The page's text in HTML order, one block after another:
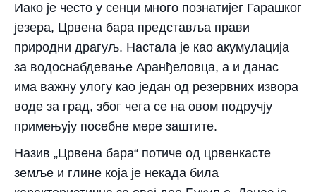
Иако је често у сенци много познатијег Гарашког
језера, Црвена бара представља прави
природни драгуљ. Настала је као акумулација
за водоснабдевање Аранђеловца, а и данас
има важну улогу као један од резервних извора
воде за град, због чега се на овом подручју
примењују посебне мере заштите.
Назив „Црвена бара“ потиче од црвенкасте
земље и глине која је некада била